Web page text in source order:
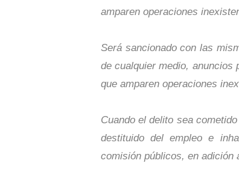
amparen operaciones
Será sancionado con las
de cualquier medio, anuncios
que amparen operaciones
Cuando el delito sea
destituido del empleo e
comisión públicos, en adición